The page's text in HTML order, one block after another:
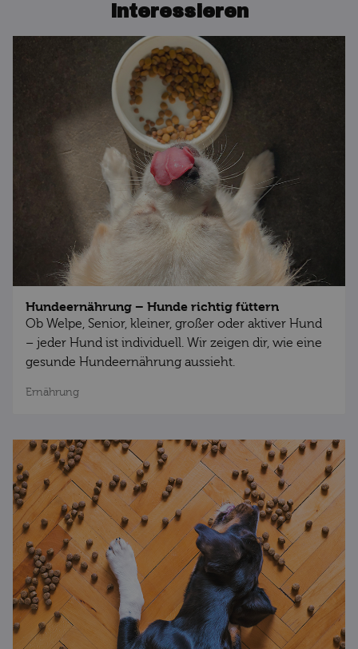
interessieren
Hundeernährung – Hunde richtig füttern
Ob Welpe, Senior, kleiner, großer oder aktiver Hund
– jeder Hund ist individuell. Wir zeigen dir, wie eine
gesunde Hundeernährung aussieht.
Ernährung